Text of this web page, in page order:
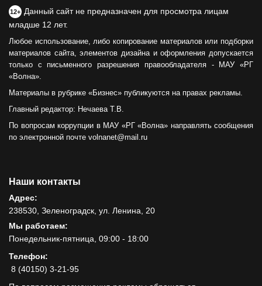
12+ Данный сайт не предназначен для просмотра лицам
младше 12 лет.
Любое использование, либо копирование материалов или подборки
материалов сайта, элементов дизайна и оформления допускается
только с письменного разрешения правообладателя - МАУ «РГ
«Волна».
Материалы в рубрике «Бизнес» публикуются на правах рекламы.
Главный редактор: Нечаева Т.В.
По вопросам коррупции в МАУ «РГ «Волна» направлять сообщения
по электронной почте volnanet@mail.ru
Наши контакты
Адрес:
238530, Зеленоградск, ул. Ленина, 20
Мы работаем:
Понедельник-пятница, 09:00 - 18:00
Телефон:
8 (40150) 3-21-95